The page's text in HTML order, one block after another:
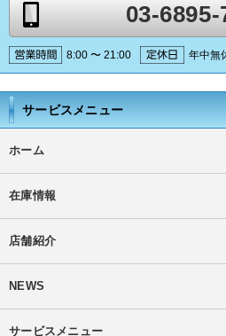
03-6895-
8:00 〜 21:00 年中無
サービスメニュー
ホーム
在庫情報
店舗紹介
NEWS
サービスメニュー